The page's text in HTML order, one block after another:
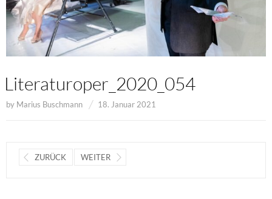
Literaturoper_2020_054
by Marius Buschmann 18. Januar 2021
ZURÜCK WEITER